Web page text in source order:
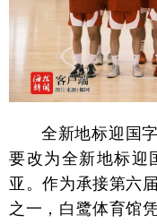
全新地标迎国
要改为全新地标迎
亚。作为承接第六
之一，白鹭体育馆